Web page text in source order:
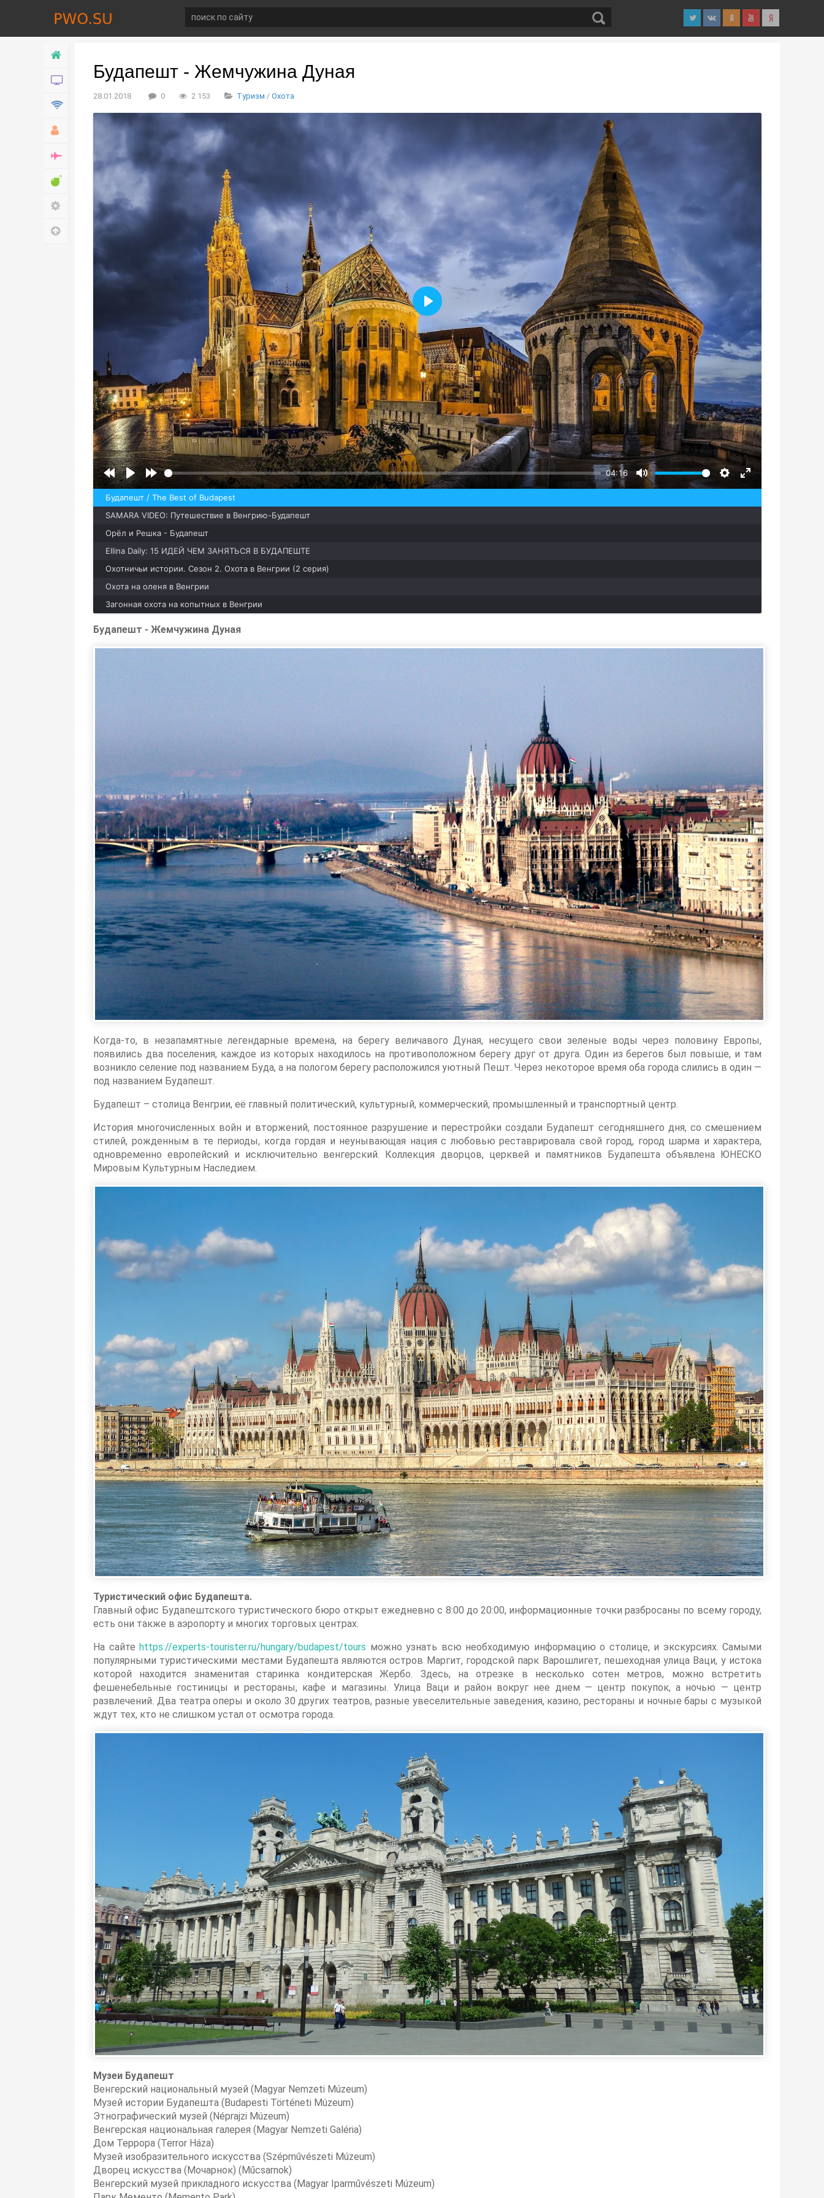
Новости
Война
Настройки
Наверх
Будапешт - Жемчужина Дуная
28.01.2018 0 2 153 Туризм / Охота
04:16
Воспроизвести
Будапешт / The Best of Budapest
SAMARA VIDEO: Путешествие в Венгрию-Будапешт
Орёл и Решка - Будапешт
Ellina Daily: 15 ИДЕЙ ЧЕМ ЗАНЯТЬСЯ В БУДАПЕШТЕ
Охотничьи истории. Сезон 2. Охота в Венгрии (2 серия)
Охота на оленя в Венгрии
Загонная охота на копытных в Венгрии
Будапешт - Жемчужина Дуная
Когда-то, в незапамятные легендарные времена, на берегу величавого Дуная, несущего свои зеленые воды через половину Европы,
появились два поселения, каждое из которых находилось на противоположном берегу друг от друга. Один из берегов был повыше, и там
возникло селение под названием Буда, а на пологом берегу расположился уютный Пешт. Через некоторое время оба города слились в один —
под названием Будапешт.
Будапешт – столица Венгрии, её главный политический, культурный, коммерческий, промышленный и транспортный центр.
История многочисленных войн и вторжений, постоянное разрушение и перестройки создали Будапешт сегодняшнего дня, со смешением
стилей, рожденным в те периоды, когда гордая и неунывающая нация с любовью реставрировала свой город, город шарма и характера,
одновременно европейский и исключительно венгерский. Коллекция дворцов, церквей и памятников Будапешта объявлена ЮНЕСКО
Мировым Культурным Наследием.
Туристический офис Будапешта.
Главный офис Будапештского туристического бюро открыт ежедневно с 8:00 до 20:00, информационные точки разбросаны по всему городу,
есть они также в аэропорту и многих торговых центрах.
На сайте https://experts-tourister.ru/hungary/budapest/tours можно узнать всю необходимую информацию о столице, и экскурсиях. Самыми
популярными туристическими местами Будапешта являются остров Маргит, городской парк Варошлигет, пешеходная улица Ваци, у истока
которой находится знаменитая старинка кондитерская Жербо. Здесь, на отрезке в несколько сотен метров, можно встретить
фешенебельные гостиницы и рестораны, кафе и магазины. Улица Ваци и район вокруг нее днем — центр покупок, а ночью — центр
развлечений. Два театра оперы и около 30 других театров, разные увеселительные заведения, казино, рестораны и ночные бары с музыкой
ждут тех, кто не слишком устал от осмотра города.
Музеи Будапешт
Венгерский национальный музей (Magyar Nemzeti Múzeum)
Музей истории Будапешта (Budapesti Történeti Múzeum)
Этнографический музей (Néprajzi Múzeum)
Венгерская национальная галерея (Magyar Nemzeti Galéria)
Дом Террора (Terror Háza)
Музей изобразительного искусства (Szépművészeti Múzeum)
Дворец искусства (Мочарнок) (Műcsarnok)
Венгерский музей прикладного искусства (Magyar Iparművészeti Múzeum)